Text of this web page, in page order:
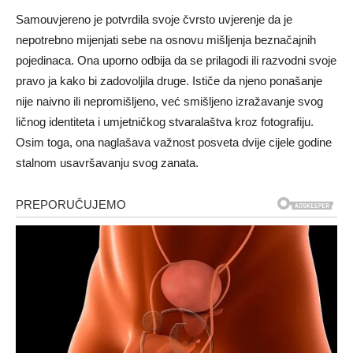
Samouvjereno je potvrdila svoje čvrsto uvjerenje da je
nepotrebno mijenjati sebe na osnovu mišljenja beznačajnih
pojedinaca. Ona uporno odbija da se prilagodi ili razvodni svoje
pravo ja kako bi zadovoljila druge. Ističe da njeno ponašanje
nije naivno ili nepromišljeno, već smišljeno izražavanje svog
ličnog identiteta i umjetničkog stvaralaštva kroz fotografiju.
Osim toga, ona naglašava važnost posveta dvije cijele godine
stalnom usavršavanju svog zanata.